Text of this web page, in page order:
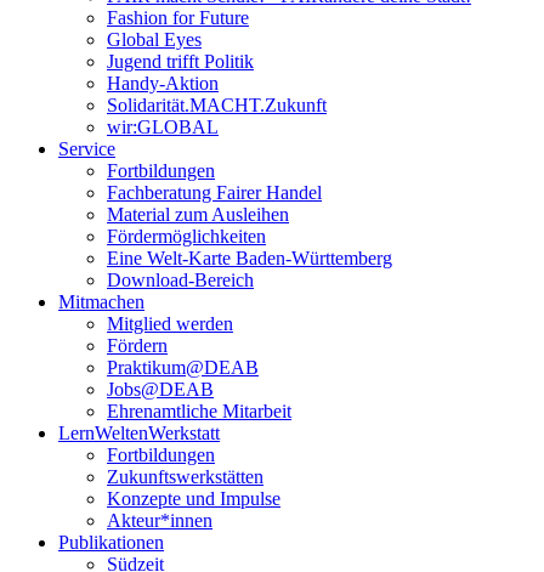
Fashion for Future
Global Eyes
Jugend trifft Politik
Handy-Aktion
Solidarität.MACHT.Zukunft
wir:GLOBAL
Service
Fortbildungen
Fachberatung Fairer Handel
Material zum Ausleihen
Fördermöglichkeiten
Eine Welt-Karte Baden-Württemberg
Download-Bereich
Mitmachen
Mitglied werden
Fördern
Praktikum@DEAB
Jobs@DEAB
Ehrenamtliche Mitarbeit
LernWeltenWerkstatt
Fortbildungen
Zukunftswerkstätten
Konzepte und Impulse
Akteur*innen
Publikationen
Südzeit